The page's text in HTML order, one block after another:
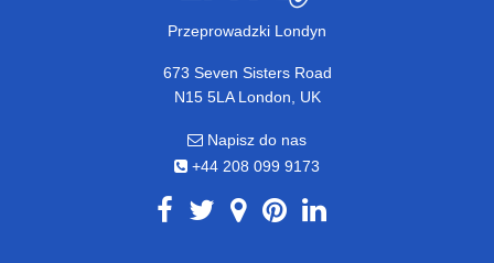
Przeprowadzki Londyn
673 Seven Sisters Road
N15 5LA London, UK
Napisz do nas
+44 208 099 9173